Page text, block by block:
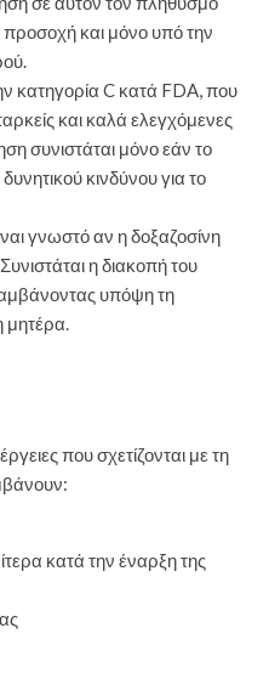
προσοχή και μόνο υπό την
κατηγορία C κατά FDA, που
και καλά ελεγχόμενες
συνιστάται μόνο εάν το
κινδύνου για το
γνωστό αν η δοξαζοσίνη
η διακοπή του
υπόψη τη
μητέρα.
που σχετίζονται με τη
κατά την έναρξη της